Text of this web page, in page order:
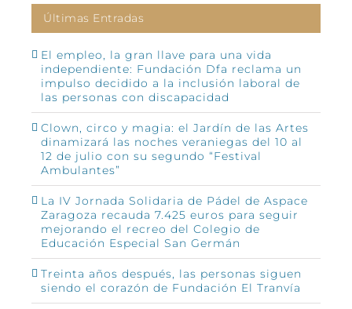
Últimas Entradas
El empleo, la gran llave para una vida
independiente: Fundación Dfa reclama un
impulso decidido a la inclusión laboral de
las personas con discapacidad
Clown, circo y magia: el Jardín de las Artes
dinamizará las noches veraniegas del 10 al
12 de julio con su segundo “Festival
Ambulantes”
La IV Jornada Solidaria de Pádel de Aspace
Zaragoza recauda 7.425 euros para seguir
mejorando el recreo del Colegio de
Educación Especial San Germán
Treinta años después, las personas siguen
siendo el corazón de Fundación El Tranvía